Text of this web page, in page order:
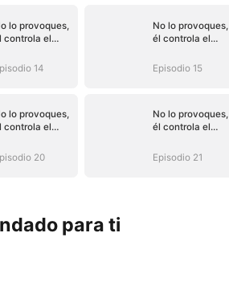
lo provoques,
controla el
14
No lo provoques,
él controla el
Episodio 15
lo provoques,
controla el
20
No lo provoques,
él controla el
Episodio 21
para ti